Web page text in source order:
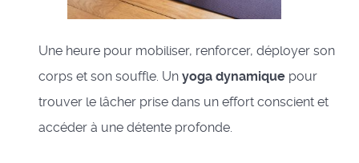
Une heure pour mobiliser, renforcer, déployer son
corps et son souffle. Un yoga dynamique pour
trouver le lâcher prise dans un effort conscient et
accéder à une détente profonde.